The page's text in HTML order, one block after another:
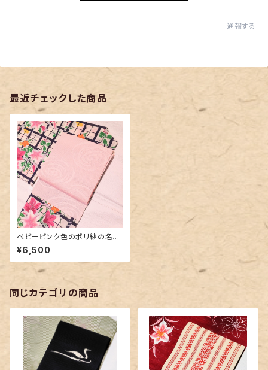
通報する
最近チェックした商品
ベビーピンク色のポリ紗の名古
屋帯
¥6,500
同じカテゴリの商品